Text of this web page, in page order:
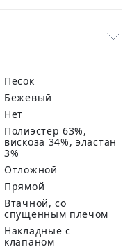
Песок
бежевый
Нет
полиэстер 63%,
вискоза 34%, эластан
3%
Отложной
Прямой
Втачной, со
спущенным плечом
Накладные с
клапаном